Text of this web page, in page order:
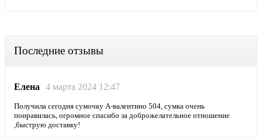
Последние отзывы
Елена 4 марта 2024 12:47
Получила сегодня сумочку А-валентино 504, сумка очень
понравилась, огромное спасибо за доброжелательное отношение
,быструю доставку!